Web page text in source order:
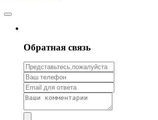
Обратная связь